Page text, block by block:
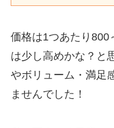
価格は1つあたり800
は少し高めかな？と
やボリューム・満足
ませんでした！